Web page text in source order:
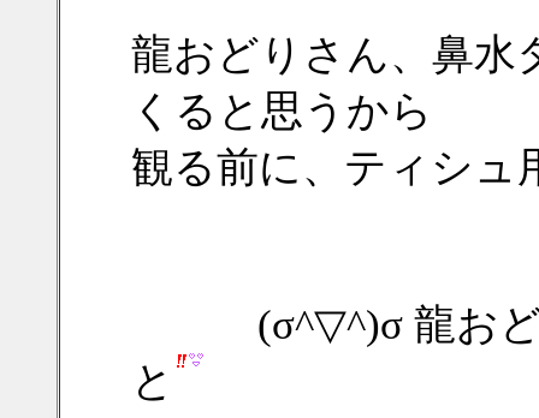
龍おどりさん、鼻水
くると思うから
観る前に、ティシュ
(σ^▽^)σ 龍おど
と